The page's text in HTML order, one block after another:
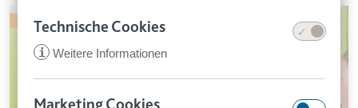
Technische Cookies
i Weitere Informationen
Image